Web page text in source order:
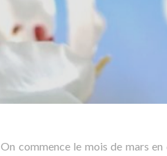
On commence le mois de mars